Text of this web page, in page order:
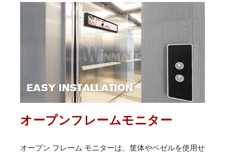
オープンフレームモニター
オープン フレーム モニターは、筐体やベゼルを使用せ